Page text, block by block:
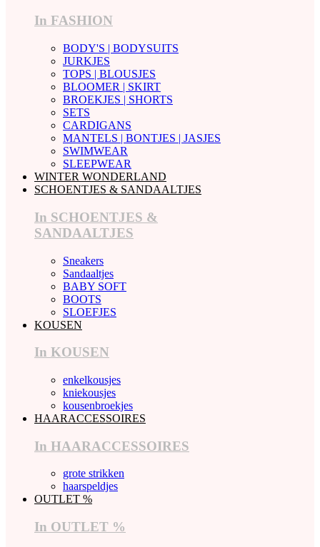
In FASHION
BODY'S | BODYSUITS
JURKJES
TOPS | BLOUSJES
BLOOMER | SKIRT
BROEKJES | SHORTS
SETS
CARDIGANS
MANTELS | BONTJES | JASJES
SWIMWEAR
SLEEPWEAR
WINTER WONDERLAND
SCHOENTJES & SANDAALTJES
In SCHOENTJES &
SANDAALTJES
Sneakers
Sandaaltjes
BABY SOFT
BOOTS
SLOEFJES
KOUSEN
In KOUSEN
enkelkousjes
kniekousjes
kousenbroekjes
HAARACCESSOIRES
In HAARACCESSOIRES
grote strikken
haarspeldjes
OUTLET %
In OUTLET %